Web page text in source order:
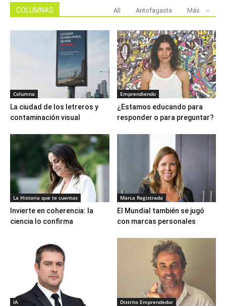
COLUMNAS All Antofagasta Más
Columna
La ciudad de los letreros y
contaminación visual
Emprendiendo
¿Estamos educando para
responder o para preguntar?
La Historia que te cuentas
Invierte en coherencia: la
ciencia lo confirma
Marca Registrada
El Mundial también se jugó
con marcas personales
IA Distrito Emprendedor